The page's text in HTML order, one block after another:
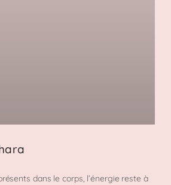
dans le corps, l’énergie reste à